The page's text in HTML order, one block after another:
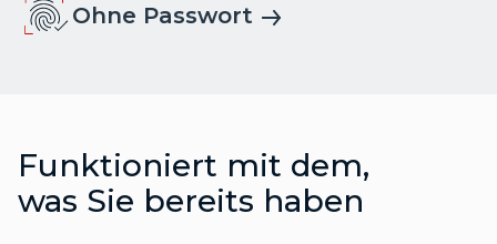
Ohne Passwort
Funktioniert mit dem,
was Sie bereits haben